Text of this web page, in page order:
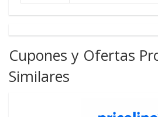
Cupones y Ofertas
Similares